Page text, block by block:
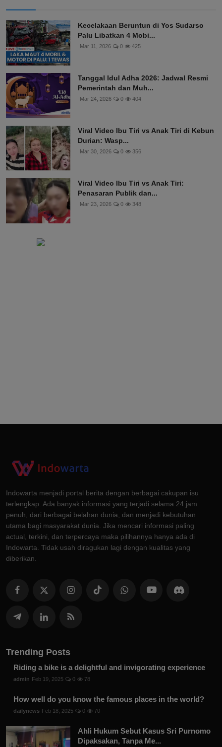
Kecelakaan Beruntun di Yos Sudarso
Palu Libatkan 4 Mobi...
Mar 11, 2026 0 425
Tanggal Idul Adha 2026: Jadwal Resmi
Pemerintah dan Muh...
Mar 24, 2026 0 404
Viral Video Ibu Tiri vs Anak Tiri di Kebun
Durian: Wasp...
Mar 30, 2026 0 356
Viral Video Ibu Tiri vs Anak Tiri:
Penasaran Publik dan...
Mar 23, 2026 0 348
Indowarta menjadi portal berita dengan berbagai cakupan isu
terlengkap. Ada banyak informasi yang terjadi selama 24 jam
penuh, dari berbagai belahan dunia, dan menjadi kebutuhan
utama bagi masyarakat dunia. Jika mencari informasi paling
actual, terkini, dan terpercaya maka pilihannya hanya ada di
Indowarta. Tidak usah diragukan lagi dengan kualitas yang
diberikan.
Trending Posts
Riding a bike is a delightful and invigorating experience
admin Feb 19, 2025 0 78
How well do you know the famous places in the world?
dailynews Feb 18, 2025 0 70
Ahli Hukum Sebut Kasus Sri Purnomo
Dipaksakan, Tanpa Me...